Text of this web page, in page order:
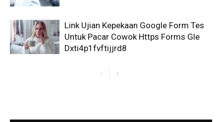
Link Ujian Kepekaan Google Form Tes
Untuk Pacar Cowok Https Forms Gle
Dxti4p1fvftijjrd8